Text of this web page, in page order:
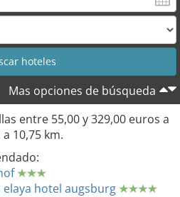
Mas opciones de búsqueda
entre 55,00 y 329,00 euros a
10,75 km.
hotel augsburg